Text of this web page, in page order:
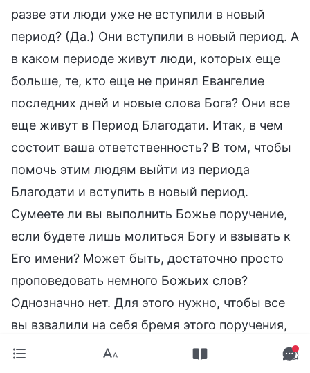
разве эти люди уже не вступили в новый
период? (Да.) Они вступили в новый период. А
в каком периоде живут люди, которых еще
больше, те, кто еще не принял Евангелие
последних дней и новые слова Бога? Они все
еще живут в Период Благодати. Итак, в чем
состоит ваша ответственность? В том, чтобы
помочь этим людям выйти из периода
Благодати и вступить в новый период.
Сумеете ли вы выполнить Божье поручение,
если будете лишь молиться Богу и взывать к
Его имени? Может быть, достаточно просто
проповедовать немного Божьих слов?
Однозначно нет. Для этого нужно, чтобы все
вы взвалили на себя бремя этого поручения,
начали проповедовать Евангелие, широко